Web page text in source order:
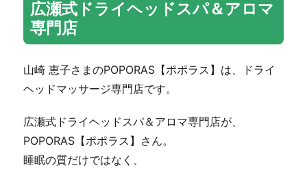
広瀬式ドライヘッドスパ＆アロマ
専門店
山崎 恵子さまのPOPORAS【ポポラス】は、ドライ
ヘッドマッサージ専門店です。
広瀬式ドライヘッドスパ＆アロマ専門店が、
POPORAS【ポポラス】さん。
睡眠の質だけではなく、